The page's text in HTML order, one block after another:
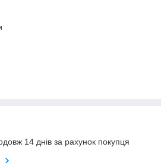
14 днів за рахунок покупця